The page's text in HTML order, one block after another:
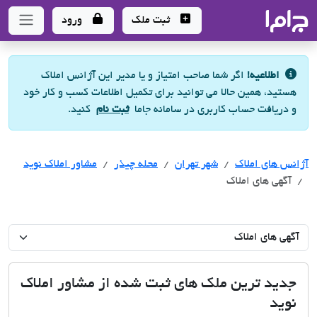
- سامانه جامع املاک و مشاورین املاک
ثبت ملک ورود
اطلاعیه! اگر شما صاحب امتیاز و یا مدیر این آژانس املاک
هستید، همین حالا می توانید برای تکمیل اطلاعات کسب و کار خود
و دریافت حساب کاربری در سامانه جاماثبت نام کنید.
آژانس های املاک آژانس های املاک
شهر تهران آژانس های املاک
محله چیذر
مشاور املاک نوید
آگهی های املاک
جدید ترین ملک های ثبت شده از مشاور املاک
نوید